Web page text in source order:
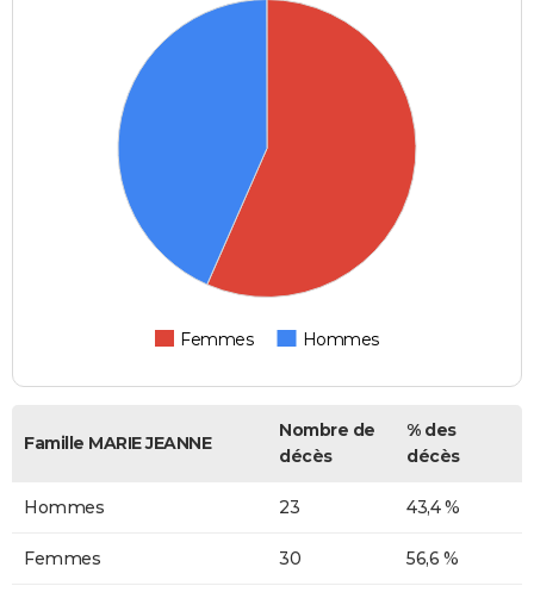
Femmes Hommes
Famille MARIE JEANNE
Nombre de
décès
% des
décès
Hommes 23 43,4 %
Femmes 30 56,6 %